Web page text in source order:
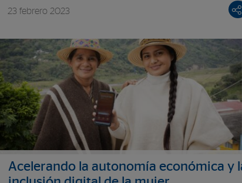
23 febrero 2023
Acelerando la autonomía económica y